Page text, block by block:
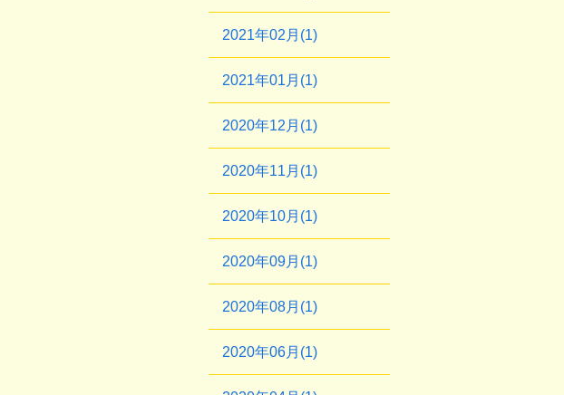
2021年02月(1)
2021年01月(1)
2020年12月(1)
2020年11月(1)
2020年10月(1)
2020年09月(1)
2020年08月(1)
2020年06月(1)